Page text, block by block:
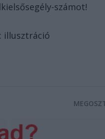
számot!
illusztráció